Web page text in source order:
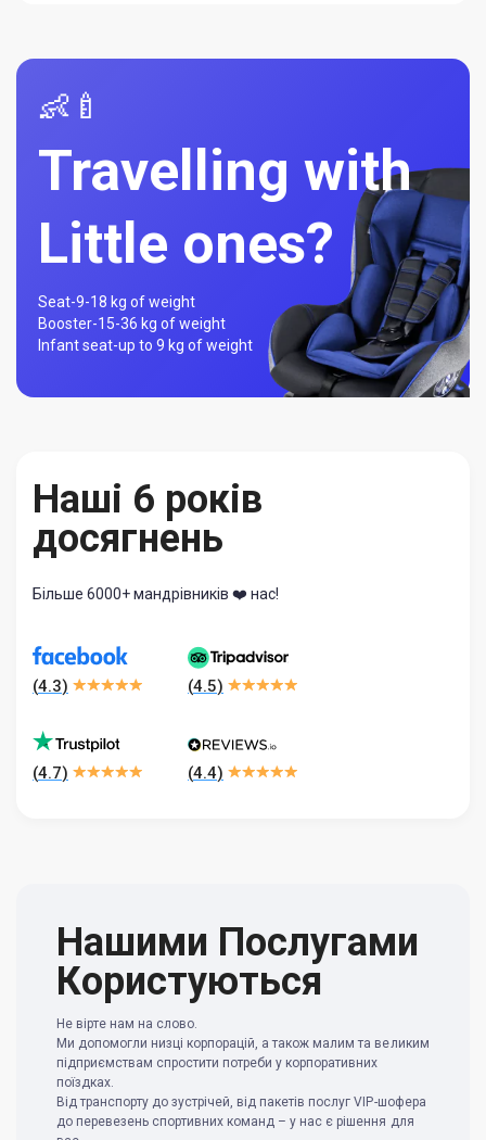
👶🍼
Travelling with
Little ones?
Seat-9-18 kg of weight
Booster-15-36 kg of weight
Infant seat-up to 9 kg of weight
Наші 6 років
досягнень
Більше 6000+ мандрівників ❤️ нас!
(4.3) (4.5)
(4.7) (4.4)
Нашими Послугами
Користуються
Не вірте нам на слово.
Ми допомогли низці корпорацій, а також малим та великим
підприємствам спростити потреби у корпоративних
поїздках.
Від транспорту до зустрічей, від пакетів послуг VIP-шофера
до перевезень спортивних команд – у нас є рішення для